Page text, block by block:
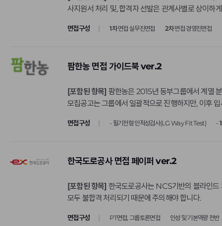
삼성증권
신용보증기금
쌍용건설
안랩
인천국제공항공사
중소기업유통센터
사지원서 처리 및, 합격자 선발은 관계사별로 상이하
면접구성 1차면접 실무진면접 2차면접 경영진면접
팜한농 면접 가이드북 ver.2
[포함된 항목] 팜한농은 2015년 동부그룹에서 계열 분리
모집공고는 그룹에서 일괄적으로 진행하지만, 이후
면접구성 - 필기전형 인적성검사(LG Way Fit Test) -
한국도로공사 면접 페이퍼 ver.2
[포함된 항목] 한국도로공사는 NCS기반의 블라인드
모두 불합격 처리되기 때문에 주의해야 합니다.
면접구성 PT면접, 그룹토론면접 인성 및 기본역량 전반